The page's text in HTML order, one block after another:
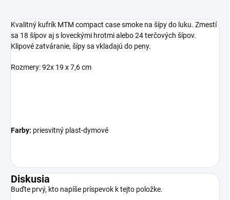
Kvalitný kufrík MTM compact case smoke na šípy do luku. Zmestí
sa 18 šípov aj s loveckými hrotmi alebo 24 terčových šípov.
Klipové zatváranie, šípy sa vkladajú do peny.
Rozmery: 92x 19 x 7,6 cm
Farby: priesvitný plast-dymové
Diskusia
Buďte prvý, kto napíše príspevok k tejto položke.